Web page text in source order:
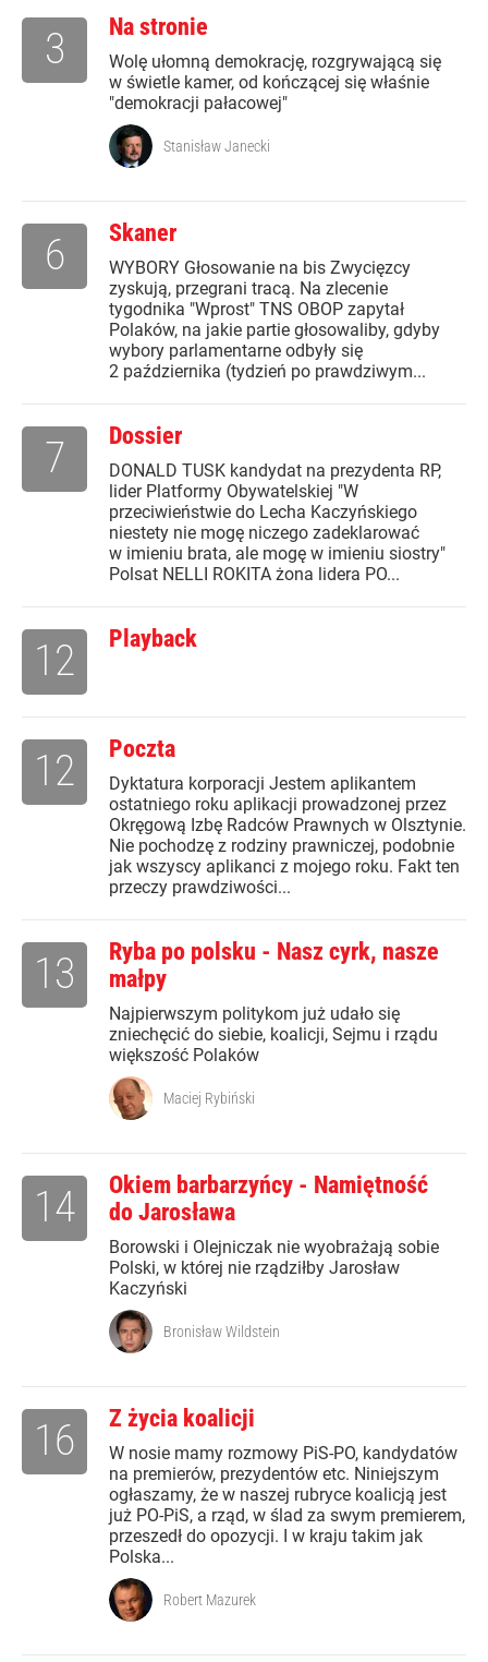
Na stronie
Wolę ułomną demokrację, rozgrywającą się
w świetle kamer, od kończącej się właśnie
"demokracji pałacowej"
3
Stanisław Janecki
Skaner
WYBORY Głosowanie na bis Zwycięzcy
zyskują, przegrani tracą. Na zlecenie
tygodnika "Wprost" TNS OBOP zapytał
Polaków, na jakie partie głosowaliby, gdyby
wybory parlamentarne odbyły się
2 października (tydzień po prawdziwym...
6
Dossier
DONALD TUSK kandydat na prezydenta RP,
lider Platformy Obywatelskiej "W
przeciwieństwie do Lecha Kaczyńskiego
niestety nie mogę niczego zadeklarować
w imieniu brata, ale mogę w imieniu siostry"
Polsat NELLI ROKITA żona lidera PO...
7
Playback
12
Poczta
Dyktatura korporacji Jestem aplikantem
ostatniego roku aplikacji prowadzonej przez
Okręgową Izbę Radców Prawnych w Olsztynie.
Nie pochodzę z rodziny prawniczej, podobnie
jak wszyscy aplikanci z mojego roku. Fakt ten
przeczy prawdziwości...
12
Ryba po polsku - Nasz cyrk, nasze
małpy
Najpierwszym politykom już udało się
zniechęcić do siebie, koalicji, Sejmu i rządu
większość Polaków
13
Maciej Rybiński
Okiem barbarzyńcy - Namiętność
do Jarosława
Borowski i Olejniczak nie wyobrażają sobie
Polski, w której nie rządziłby Jarosław
Kaczyński
14
Bronisław Wildstein
Z życia koalicji
W nosie mamy rozmowy PiS-PO, kandydatów
na premierów, prezydentów etc. Niniejszym
ogłaszamy, że w naszej rubryce koalicją jest
już PO-PiS, a rząd, w ślad za swym premierem,
przeszedł do opozycji. I w kraju takim jak
Polska...
16
Robert Mazurek